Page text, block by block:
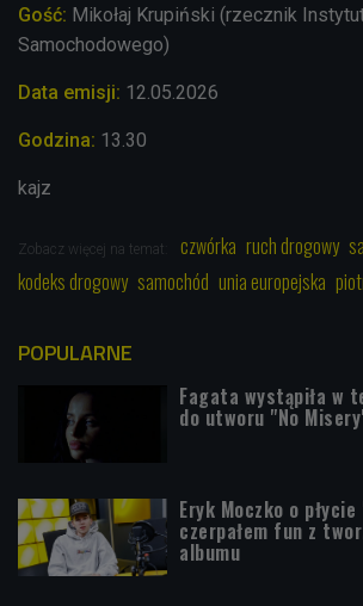
Gość: Mikołaj Krupiński (rzecznik
Samochodowego)
Data emisji: 12.05.2026
Godzina: 13.30
kajz
Zobacz więcej na temat: czwórka ruch drogowy
kodeks drogowy samochód unia europejska
POPULARNE
Fagata wystąpiła w
do utworu "No
Eryk Moczko o płycie
czerpałem fun z
albumu